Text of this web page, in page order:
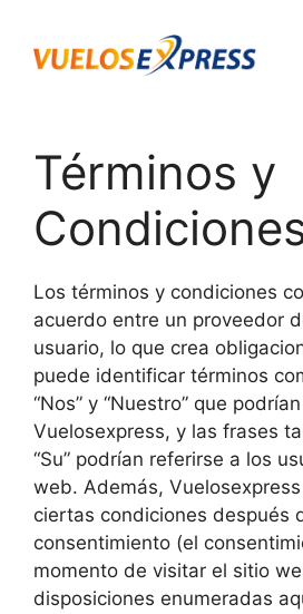
contenido
Términos y
Los términos y condiciones
acuerdo entre un proveedor
usuario, lo que crea
puede identificar términos
“Nos” y “Nuestro” que
Vuelosexpress, y las frases
“Su” podrían referirse a los
web. Además,
ciertas condiciones después
consentimiento (el
momento de visitar el sitio
disposiciones enumeradas